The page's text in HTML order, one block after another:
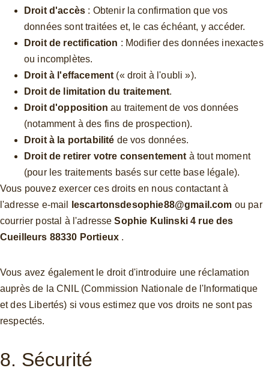
Droit d'accès : Obtenir la confirmation que vos
données sont traitées et, le cas échéant, y accéder.
Droit de rectification : Modifier des données inexactes
ou incomplètes.
Droit à l'effacement (« droit à l'oubli »).
Droit de limitation du traitement.
Droit d'opposition au traitement de vos données
(notamment à des fins de prospection).
Droit à la portabilité de vos données.
Droit de retirer votre consentement à tout moment
(pour les traitements basés sur cette base légale).
Vous pouvez exercer ces droits en nous contactant à
l'adresse e-mail
lescartonsdesophie88@gmail.com ou par
courrier postal à l'adresse Sophie Kulinski 4 rue des
Cueilleurs 88330 Portieux .
Vous avez également le droit d'introduire une réclamation
auprès de la CNIL (Commission Nationale de l'Informatique
et des Libertés) si vous estimez que vos droits ne sont pas
respectés.
8. Sécurité